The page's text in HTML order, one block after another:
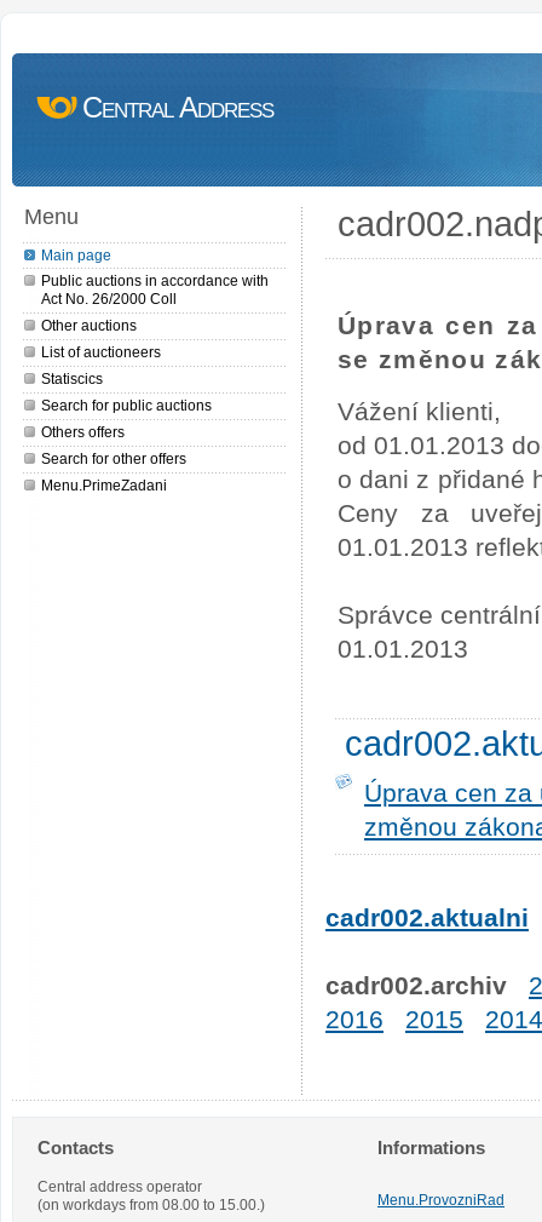
Central Address
Menu
Main page
Public auctions in accordance with
Act No. 26/2000 Coll
Other auctions
List of auctioneers
Statiscics
Search for public auctions
Others offers
Search for other offers
Menu.PrimeZadani
Úprava cen
se změnou
Vážení klienti,
od 01.01.2013
o dani z přidané
Ceny za
01.01.2013
Správce
01.01.2013
Úprava cen
změnou
cadr002.aktualni
cadr002.archiv
2016
2015 2014
Contacts
Central address operator
(on workdays from 08.00 to 15.00.)
Informations
Menu.ProvozniRad